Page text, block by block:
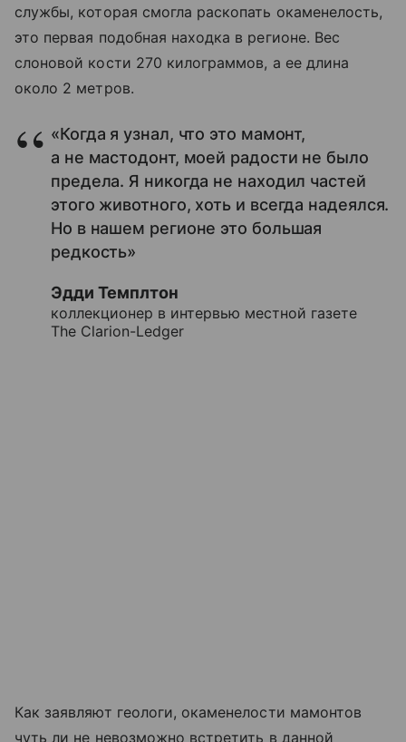
службы, которая смогла раскопать окаменелость,
это первая подобная находка в регионе. Вес
слоновой кости 270 килограммов, а ее длина
около 2 метров.
«Когда я узнал, что это мамонт,
а не мастодонт, моей радости не было
предела. Я никогда не находил частей
этого животного, хоть и всегда надеялся.
Но в нашем регионе это большая
редкость»
Эдди Темплтон
коллекционер в интервью местной газете
The Clarion-Ledger
Как заявляют геологи, окаменелости мамонтов
чуть ли не невозможно встретить в данной